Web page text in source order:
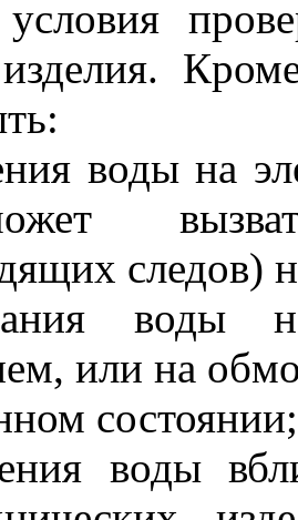
воды на
следов)
воды
или на
состоянии;
воды